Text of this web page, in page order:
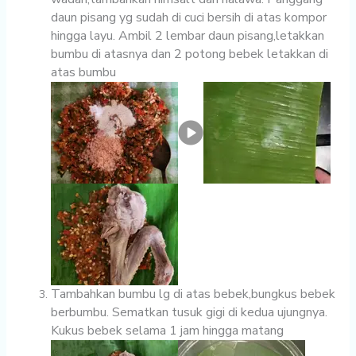
daun pisang yg sudah di cuci bersih di atas kompor
hingga layu. Ambil 2 lembar daun pisang,letakkan
bumbu di atasnya dan 2 potong bebek letakkan di
atas bumbu
Tambahkan bumbu lg di atas bebek,bungkus bebek
berbumbu. Sematkan tusuk gigi di kedua ujungnya.
Kukus bebek selama 1 jam hingga matang